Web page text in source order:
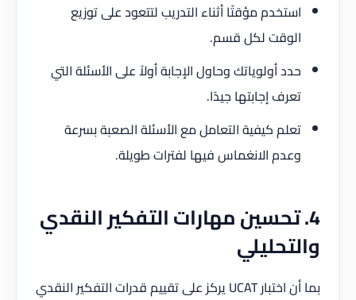
استخدم مؤقتًا أثناء التدريب لتتعود على توزيع
الوقت لكل قسم.
حدد أولوياتك وحاول الإجابة أولاً على الأسئلة التي
تعرف إجابتها جيدًا.
تعلم كيفية التعامل مع الأسئلة الصعبة بسرعة
وعدم الانغماس فيها لفترات طويلة.
4. تحسين مهارات التفكير النقدي
والتحليلي
بما أن اختبار UCAT يركز على تقييم قدرات التفكير النقدي